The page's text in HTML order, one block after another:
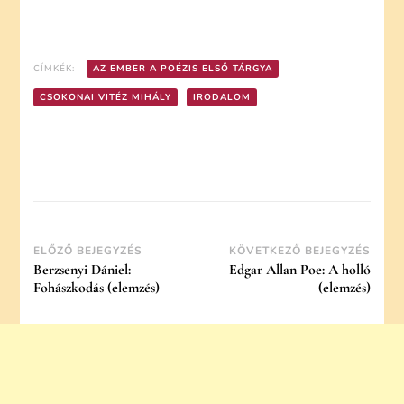
CÍMKÉK: AZ EMBER A POÉZIS ELSŐ TÁRGYA
CSOKONAI VITÉZ MIHÁLY IRODALOM
Post
Navigation
ELŐZŐ BEJEGYZÉS
Berzsenyi Dániel:
Fohászkodás (elemzés)
KÖVETKEZŐ BEJEGYZÉS
Edgar Allan Poe: A holló
(elemzés)